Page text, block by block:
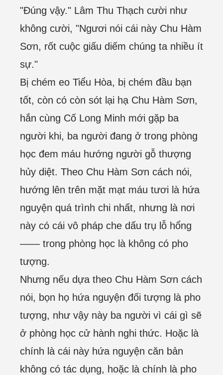
"Đúng vậy." Lâm Thu Thạch cười như
không cười, "Ngươi nói cái này Chu Hàm
Sơn, rốt cuộc giấu diếm chúng ta nhiều ít
sự."
Bị chém eo Tiểu Hòa, bị chém đầu bạn
tốt, còn có còn sót lại hạ Chu Hàm Sơn,
hắn cùng Cố Long Minh mới gặp ba
người khi, ba người đang ở trong phòng
học đem máu hướng người gỗ thượng
hủy diệt. Theo Chu Hàm Sơn cách nói,
hướng lên trên mặt mạt máu tươi là hứa
nguyện quá trình chi nhất, nhưng là nơi
này có cái vô pháp che dấu trụ lỗ hổng
—— trong phòng học là không có pho
tượng.
Nhưng nếu dựa theo Chu Hàm Sơn cách
nói, bọn họ hứa nguyện đối tượng là pho
tượng, như vậy này ba người vì cái gì sẽ
ở phòng học cử hành nghi thức. Hoặc là
chính là cái này hứa nguyện căn bản
không có tác dụng, hoặc là chính là pho